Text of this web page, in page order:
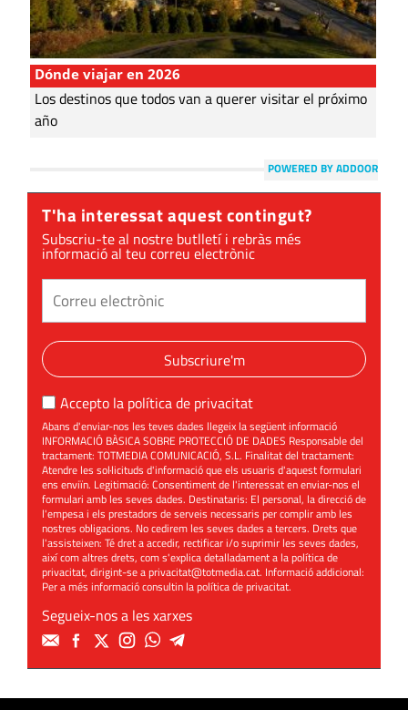
Dónde viajar en 2026
Los destinos que todos van a querer visitar el próximo
año
POWERED BY ADDOOR
T'ha interessat aquest contingut?
Subscriu-te al nostre butlletí i rebràs més
informació al teu correu electrònic
Subscriure'm
Accepto la política de privacitat
Abans d'enviar-nos les teves dades llegeix la següent informació
INFORMACIÓ BÀSICA SOBRE PROTECCIÓ DE DADES Responsable del
tractament: TOTMEDIA COMUNICACIÓ, S.L. Finalitat del tractament:
Atendre les sol·licituds d'informació que els usuaris d'aquest formulari
ens enviïn. Legitimació: Consentiment de l'interessat en enviar-nos el
formulari amb les seves dades. Destinataris: El personal, la direcció de
l'empesa i els prestadors de serveis necessaris per complir amb les
nostres obligacions. No cedirem les seves dades a tercers. Drets que
l'assisteixen: Té dret a accedir, rectificar i/o suprimir les seves dades,
així com altres drets, com s'explica detalladament a la política de
privacitat, dirigint-se aprivacitat@totmedia.cat. Informació addicional:
Per a més informació consultin lapolítica de privacitat.
Segueix-nos a les xarxes